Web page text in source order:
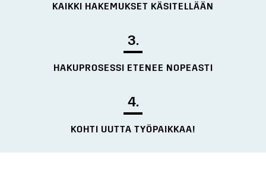
KAIKKI HAKEMUKSET KÄSITELLÄÄN
3.
HAKUPROSESSI ETENEE NOPEASTI
4.
KOHTI UUTTA TYÖPAIKKAA!